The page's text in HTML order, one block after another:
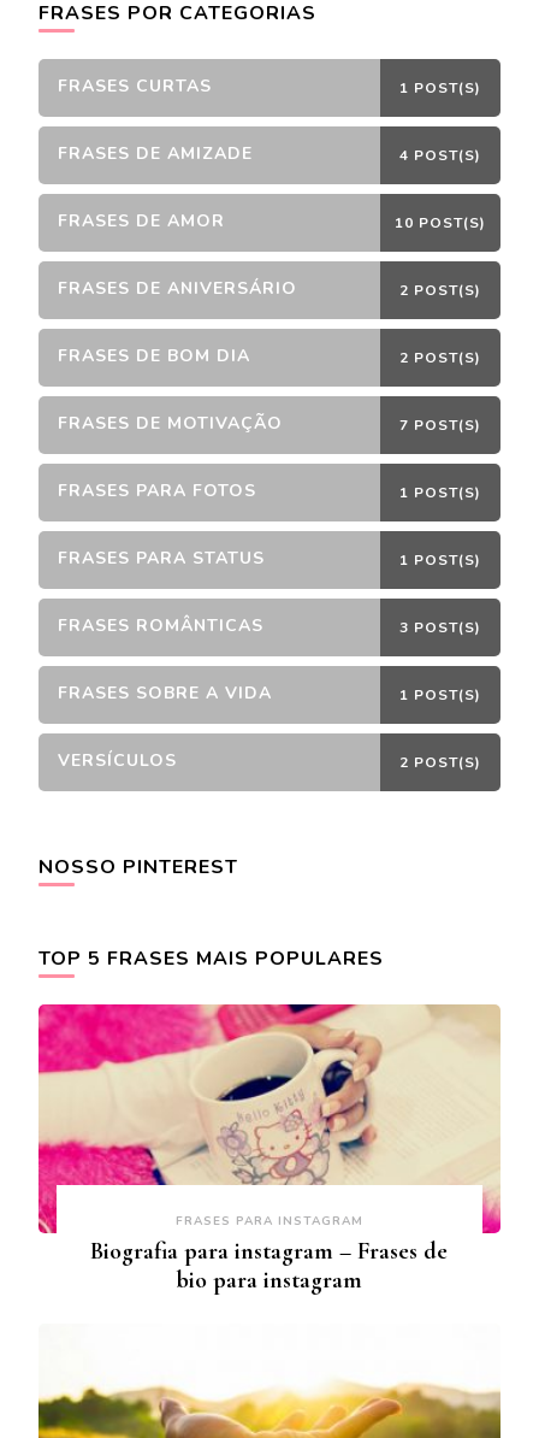
FRASES POR CATEGORIAS
FRASES CURTAS 1 POST(S)
FRASES DE AMIZADE 4 POST(S)
FRASES DE AMOR 10 POST(S)
FRASES DE ANIVERSÁRIO 2 POST(S)
FRASES DE BOM DIA 2 POST(S)
FRASES DE MOTIVAÇÃO 7 POST(S)
FRASES PARA FOTOS 1 POST(S)
FRASES PARA STATUS 1 POST(S)
FRASES ROMÂNTICAS 3 POST(S)
FRASES SOBRE A VIDA 1 POST(S)
VERSÍCULOS 2 POST(S)
NOSSO PINTEREST
TOP 5 FRASES MAIS POPULARES
FRASES PARA INSTAGRAM
Biografia para instagram – Frases de
bio para instagram